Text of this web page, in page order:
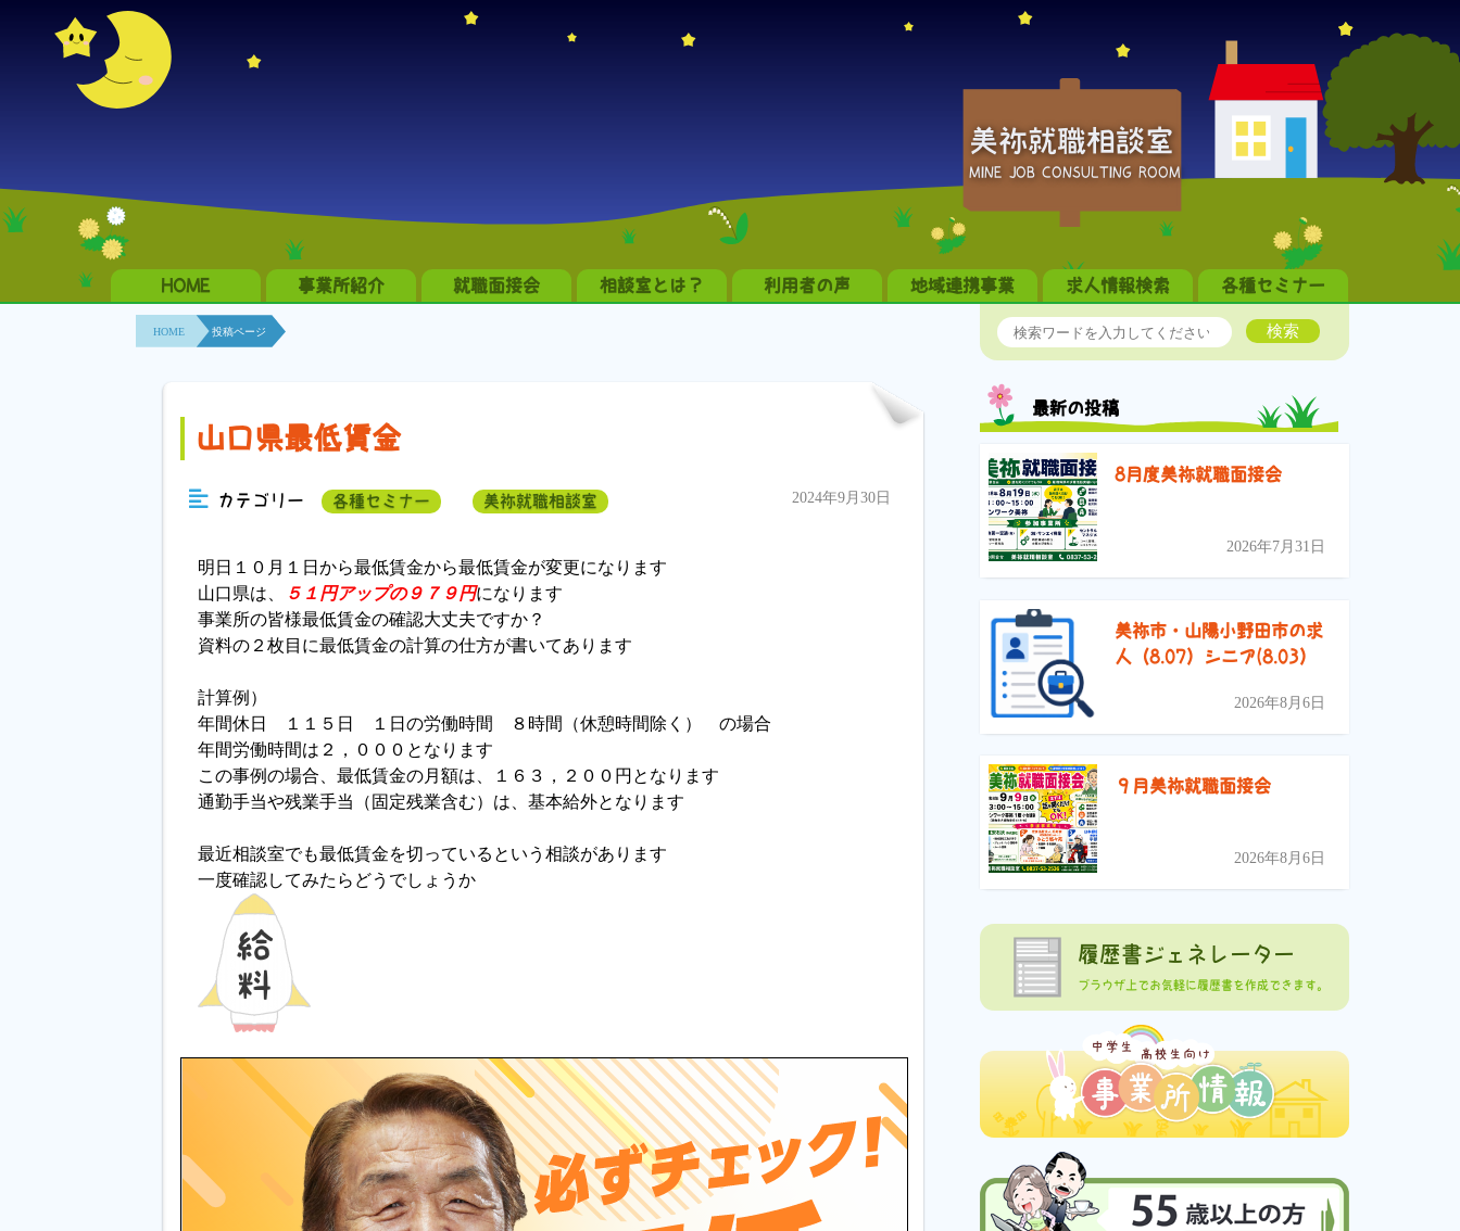
美祢就職相談室
MINE JOB CONSULTING ROOM
HOME 事業所紹介 就職面接会 相談室とは？ 利用者の声 地域連携事業 求人情報検索 各種セミナー
HOME 投稿ページ
山口県最低賃金
カテゴリー 各種セミナー 美祢就職相談室 2024年9月30日
明日１０月１日から最低賃金から最低賃金が変更になります
山口県は、
５１円アップの９７９円になります
事業所の皆様最低賃金の確認大丈夫ですか？
資料の２枚目に最低賃金の計算の仕方が書いてあります
計算例）
年間休日 １１５日 １日の労働時間 ８時間（休憩時間除く） の場合
年間労働時間は２，０００となります
この事例の場合、最低賃金の月額は、１６３，２００円となります
通勤手当や残業手当（固定残業含む）は、基本給外となります
最近相談室でも最低賃金を切っているという相談があります
一度確認してみたらどうでしょうか
検索
最新の投稿
8月度美祢就職面接会
2026年7月31日
美祢市・山陽小野田市の求
人（8.07）シニア(8.03）
2026年8月6日
９月美祢就職面接会
2026年8月6日
履歴書ジェネレーター
ブラウザ上でお気軽に履歴書を作成できます。